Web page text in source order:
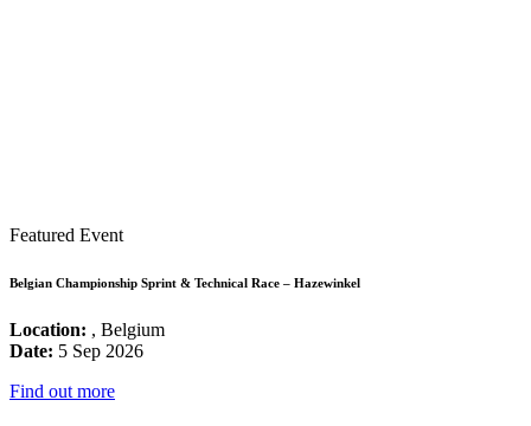
Featured Event
Belgian Championship Sprint & Technical Race – Hazewinkel
Location: , Belgium
Date: 5 Sep 2026
Find out more